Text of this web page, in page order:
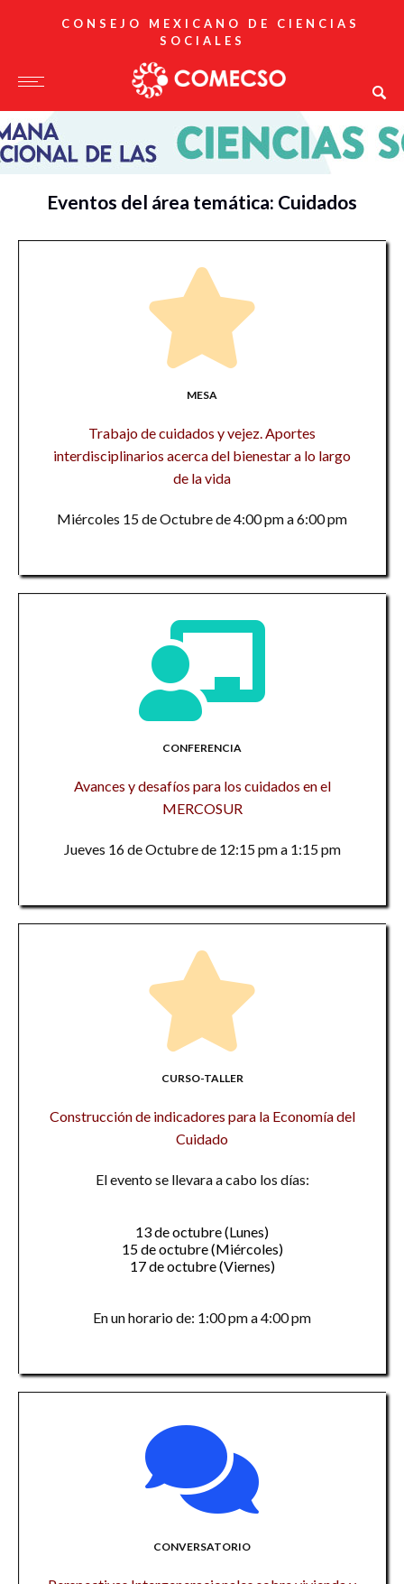
CONSEJO MEXICANO DE CIENCIAS
SOCIALES
Eventos del área temática: Cuidados
MESA
Trabajo de cuidados y vejez. Aportes
interdisciplinarios acerca del bienestar a lo largo
de la vida
Miércoles 15 de Octubre de 4:00 pm a 6:00 pm
CONFERENCIA
Avances y desafíos para los cuidados en el
MERCOSUR
Jueves 16 de Octubre de 12:15 pm a 1:15 pm
CURSO-TALLER
Construcción de indicadores para la Economía del
Cuidado
El evento se llevara a cabo los días:
13 de octubre (Lunes)
15 de octubre (Miércoles)
17 de octubre (Viernes)
En un horario de: 1:00 pm a 4:00 pm
CONVERSATORIO